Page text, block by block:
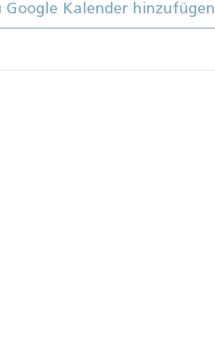
Google Kalender hinzufügen